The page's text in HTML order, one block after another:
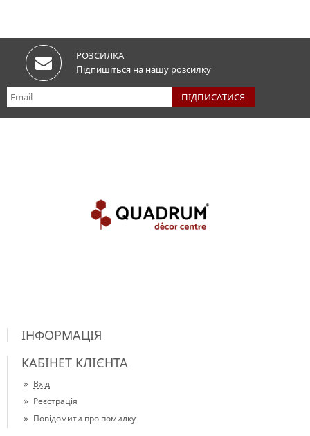
РОЗСИЛКА
Підпишіться на нашу розсилку
ІНФОРМАЦІЯ
КАБІНЕТ КЛІЄНТА
Вхід
Реєстрація
Повідомити про помилку